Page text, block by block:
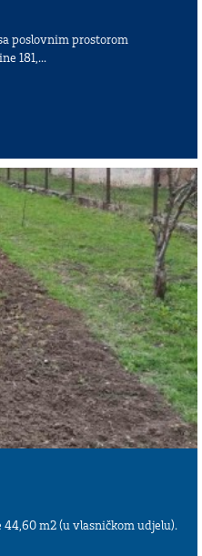
poslovnim prostorom
181,...
m2 (u vlasničkom udjelu).